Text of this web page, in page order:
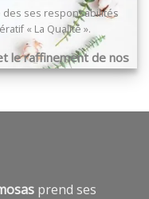
ses responsabilités
« La Qualité ».
le raffinement de nos
prend ses